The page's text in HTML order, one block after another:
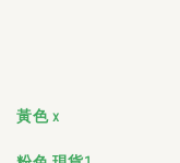
黃色 x